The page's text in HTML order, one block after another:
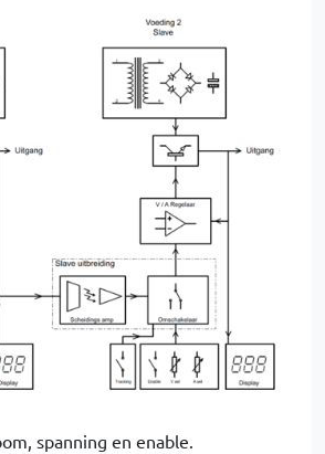
spanning en enable.